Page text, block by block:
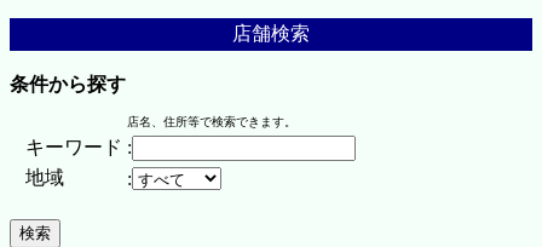
店舗検索
条件から探す
店名、住所等で検索できます。
キーワード :
地域
: